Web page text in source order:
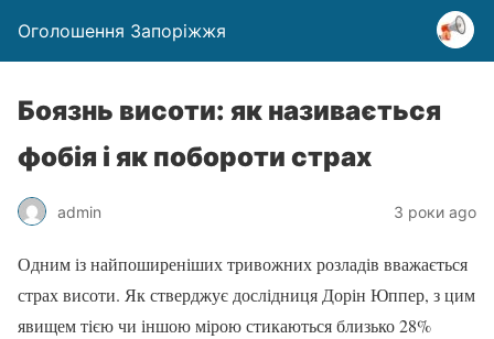
Оголошення Запоріжжя
Боязнь висоти: як називається
фобія і як побороти страх
admin 3 роки ago
Одним із найпоширеніших тривожних розладів вважається
страх висоти. Як стверджує дослідниця Дорін Юппер, з цим
явищем тією чи іншою мірою стикаються близько 28%